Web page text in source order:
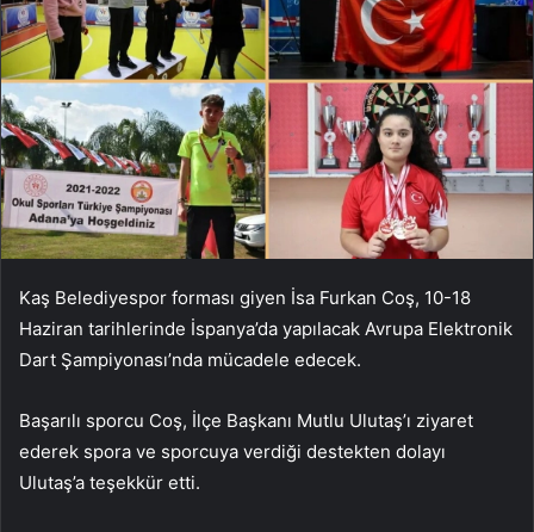
Kaş Belediyespor forması giyen İsa Furkan Coş, 10-18
Haziran tarihlerinde İspanya’da yapılacak Avrupa Elektronik
Dart Şampiyonası’nda mücadele edecek.
Başarılı sporcu Coş, İlçe Başkanı Mutlu Ulutaş’ı ziyaret
ederek spora ve sporcuya verdiği destekten dolayı
Ulutaş’a teşekkür etti.